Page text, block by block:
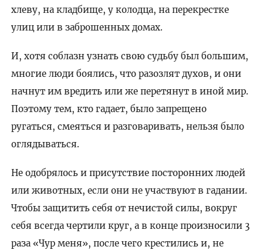
хлеву, на кладбище, у колодца, на перекрестке
улиц или в заброшенных домах.
И, хотя соблазн узнать свою судьбу был большим,
многие люди боялись, что разозлят духов, и они
начнут им вредить или же перетянут в иной мир.
Поэтому тем, кто гадает, было запрещено
ругаться, смеяться и разговаривать, нельзя было
оглядываться.
Не одобрялось и присутствие посторонних людей
или животных, если они не участвуют в гадании.
Чтобы защитить себя от нечистой силы, вокруг
себя всегда чертили круг, а в конце произносили 3
раза «Чур меня», после чего крестились и, не